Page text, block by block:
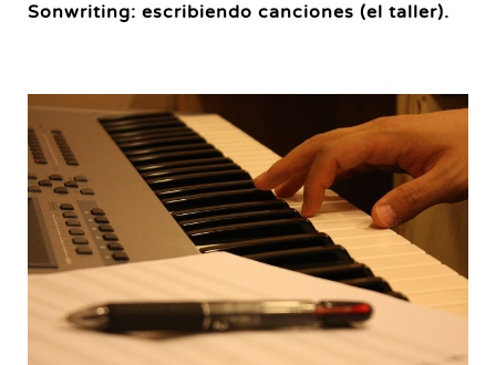
Sonwriting: escribiendo canciones (el taller).